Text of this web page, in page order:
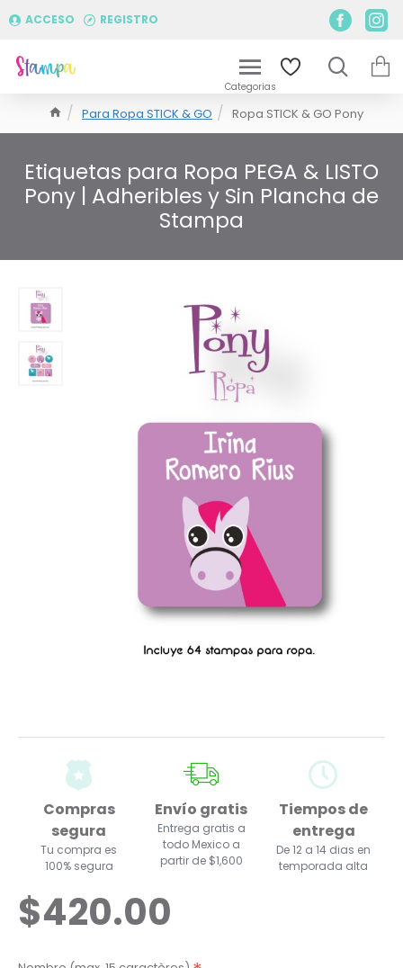
ACCESO REGISTRO
Para Ropa STICK & GO Ropa STICK & GO Pony
Etiquetas para Ropa PEGA & LISTO
Pony | Adheribles y Sin Plancha de
Stampa
Compras
segura
Tu compra es
100% segura
Envío gratis
Entrega gratis a
todo Mexico a
partir de $1,600
Tiempos de
entrega
De 12 a 14 dias en
temporada alta
$420.00